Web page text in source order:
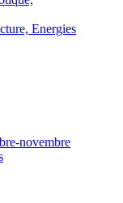
Energies
novembre